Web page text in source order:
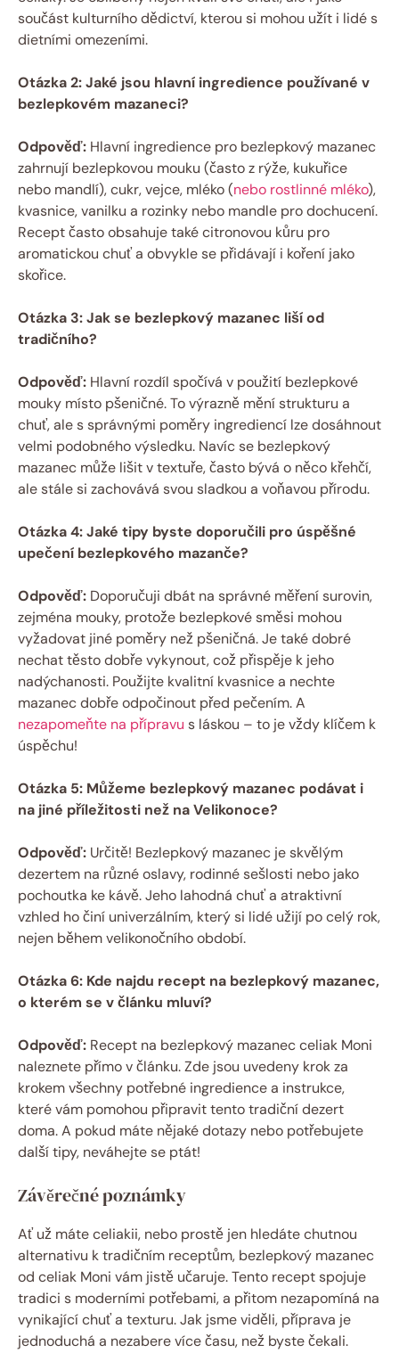
součást⁢ kulturního dědictví,‌ kterou si mohou užít i lidé s
dietními omezeními.
Otázka 2: Jaké jsou hlavní ingredience používané v
bezlepkovém mazaneci?
Odpověď: Hlavní ingredience pro bezlepkový mazanec
zahrnují bezlepkovou mouku‍ (často z rýže, ⁣kukuřice⁤
nebo mandlí), cukr, vejce, mléko (nebo rostlinné mléko),
kvasnice, vanilku a rozinky nebo mandle⁢ pro dochucení.
‍Recept ‌často obsahuje také citronovou kůru pro
aromatickou chuť a obvykle se přidávají i koření jako
skořice.
Otázka ‍3: Jak se bezlepkový mazanec liší od
tradičního?
Odpověď: Hlavní rozdíl spočívá ⁢v‌ použití ‍bezlepkové‍
mouky místo pšeničné. To výrazně mění strukturu⁤ a
chuť, ⁢ale s správnými poměry ⁤ingrediencí lze⁢ dosáhnout
velmi podobného výsledku. Navíc se bezlepkový
mazanec může lišit v textuře, často bývá o něco křehčí,
ale stále⁢ si zachovává svou sladkou a ⁤voňavou přírodu.
Otázka 4: Jaké ⁢tipy byste doporučili⁣ pro úspěšné
upečení bezlepkového mazanče?
Odpověď: Doporučuji dbát‍ na správné měření surovin,
zejména ​mouky,⁤ protože bezlepkové směsi mohou
vyžadovat ‌jiné poměry než pšeničná. Je ‌také dobré
nechat těsto dobře vykynout, což přispěje k jeho⁢
nadýchanosti. Použijte kvalitní kvasnice a nechte
mazanec dobře odpočinout ‍před pečením. A
nezapomeňte na přípravu s láskou – to je vždy klíčem k
úspěchu!
Otázka‌ 5: Můžeme bezlepkový ⁤mazanec podávat i
na jiné příležitosti než na Velikonoce?
Odpověď: ⁤Určitě! Bezlepkový mazanec je skvělým⁢
dezertem na různé oslavy, rodinné sešlosti nebo jako
pochoutka ke kávě. Jeho lahodná⁣ chuť a​ atraktivní
vzhled ho ⁢činí univerzálním, který si lidé ‌užijí po celý rok,
⁢nejen během velikonočního období.
Otázka 6: Kde ⁤najdu recept na bezlepkový ⁣mazanec,
⁣o ‌kterém se v článku mluví?
Odpověď: Recept na bezlepkový mazanec celiak Moni
naleznete přímo​ v‍ článku.⁤ Zde jsou uvedeny krok za⁤
krokem všechny potřebné ingredience a​ instrukce,⁤
které vám pomohou‌ připravit tento tradiční dezert
doma. A pokud máte ⁢nějaké dotazy nebo potřebujete‌
další tipy, neváhejte se ptát!
Závěrečné poznámky
Ať už máte celiakii, nebo prostě jen hledáte chutnou
⁢alternativu k⁢ tradičním​ receptům, bezlepkový mazanec
od celiak Moni vám‍ jistě učaruje. Tento recept spojuje
tradici s moderními potřebami, a přitom ⁣nezapomíná na
vynikající chuť a texturu. ⁤Jak‍ jsme viděli, příprava je
‌jednoduchá a nezabere více času, než ⁢byste čekali.